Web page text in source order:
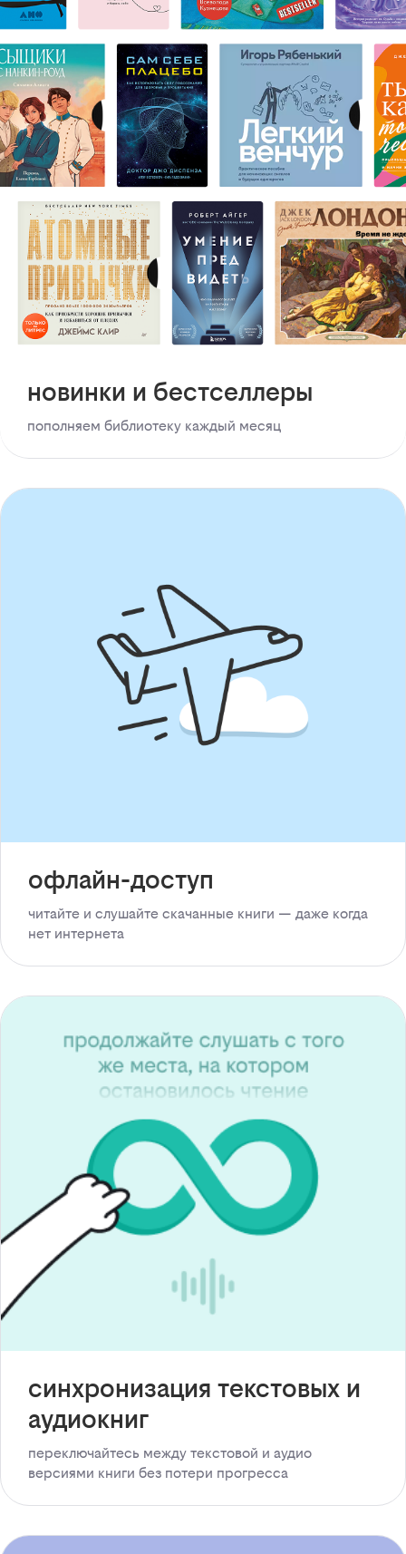
новинки и бестселлеры
пополняем библиотеку каждый месяц
офлайн-доступ
читайте и слушайте скачанные книги — даже когда
нет интернета
синхронизация текстовых и
аудиокниг
переключайтесь между текстовой и аудио
версиями книги без потери прогресса